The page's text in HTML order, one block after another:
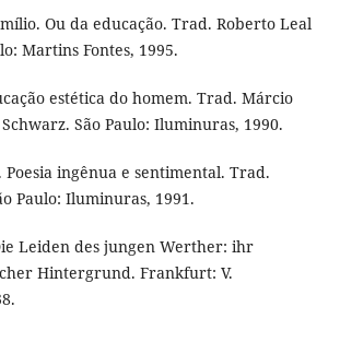
Ou da educação. Trad. Roberto Leal
Martins Fontes, 1995.
estética do homem. Trad. Márcio
São Paulo: Iluminuras, 1990.
Poesia ingênua e sentimental. Trad.
Paulo: Iluminuras, 1991.
Leiden des jungen Werther: ihr
Hintergrund. Frankfurt: V.